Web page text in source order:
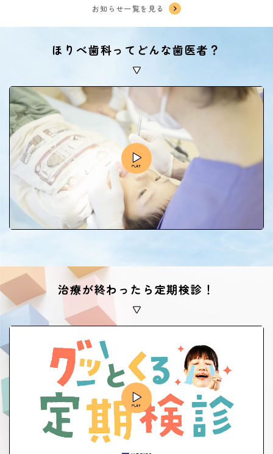
お知らせ一覧を見る
ほりべ歯科ってどんな歯医者？
治療が終わったら定期検診！